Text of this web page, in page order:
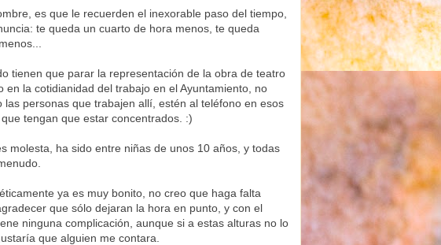
es que le recuerden el inexorable paso del tiempo,
te queda un cuarto de hora menos, te queda
tienen que parar la representación de la obra de teatro
la cotidianidad del trabajo en el Ayuntamiento, no
personas que trabajen allí, estén al teléfono en esos
tengan que estar concentrados. :)
molesta, ha sido entre niñas de unos 10 años, y todas
ya es muy bonito, no creo que haga falta
que sólo dejaran la hora en punto, y con el
ninguna complicación, aunque si a estas alturas no lo
que alguien me contara.